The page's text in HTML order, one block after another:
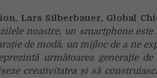
Lars Silberbauer, Global
noastre, un smartphone
de modă, un mijloc de a ne
următoarea generație
creativitatea și să